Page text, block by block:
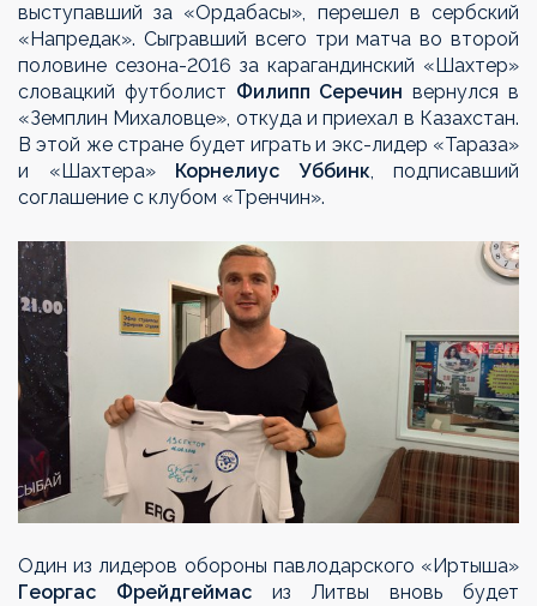
выступавший за «Ордабасы», перешел в сербский
«Напредак». Сыгравший всего три матча во второй
половине сезона-2016 за карагандинский «Шахтер»
словацкий футболист Филипп Серечин вернулся в
«Земплин Михаловце», откуда и приехал в Казахстан.
В этой же стране будет играть и экс-лидер «Тараза»
и «Шахтера» Корнелиус Уббинк, подписавший
соглашение с клубом «Тренчин».
Один из лидеров обороны павлодарского «Иртыша»
Георгас Фрейдгеймас из Литвы вновь будет